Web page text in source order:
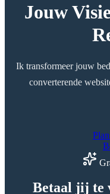
Jouw
Ik transformeer jouw
converterende
Betaal jij te